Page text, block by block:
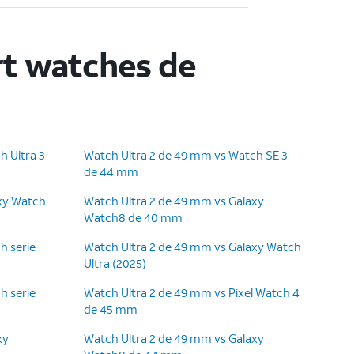
watches de
Ultra 3
Watch
serie
serie
Watch Ultra 2 de 49 mm vs Watch SE 3
de 44 mm
Watch Ultra 2 de 49 mm vs Galaxy
Watch8 de 40 mm
Watch Ultra 2 de 49 mm vs Galaxy Watch
Ultra (2025)
Watch Ultra 2 de 49 mm vs Pixel Watch 4
de 45 mm
Watch Ultra 2 de 49 mm vs Galaxy